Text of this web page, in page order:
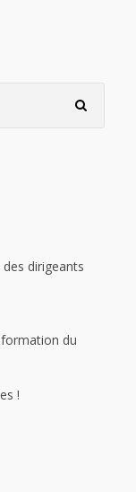
dirigeants
du
!